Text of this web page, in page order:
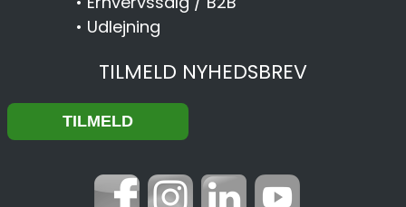
• Udlejning
TILMELD NYHEDSBREV